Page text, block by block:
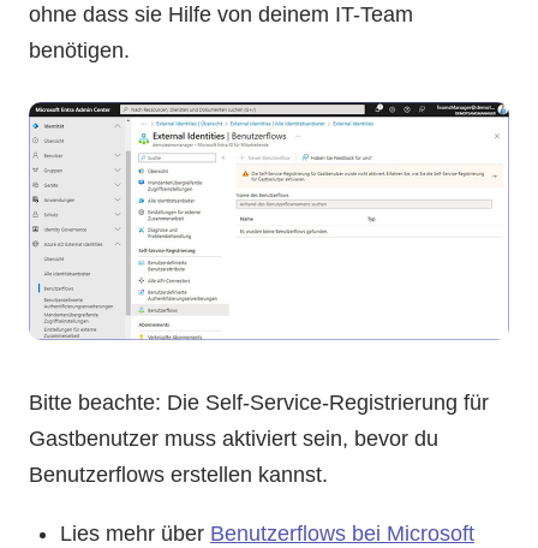
ohne dass sie Hilfe von deinem IT-Team
benötigen.
Bitte beachte: Die Self-Service-Registrierung für
Gastbenutzer muss aktiviert sein, bevor du
Benutzerflows erstellen kannst.
Lies mehr über Benutzerflows bei Microsoft